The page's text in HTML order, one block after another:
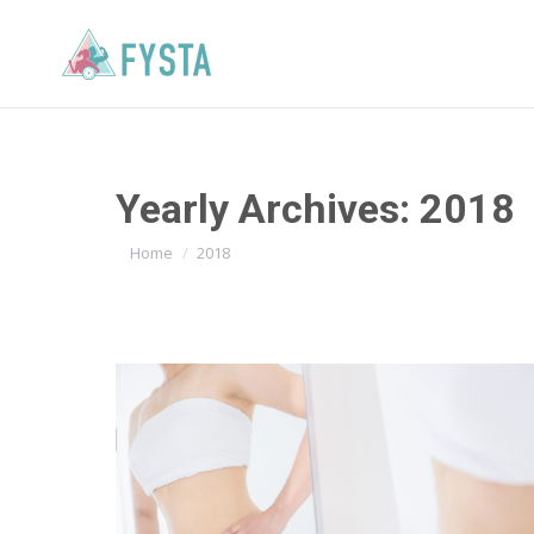
Yearly Archives: 2018
You are here:
Home 2018